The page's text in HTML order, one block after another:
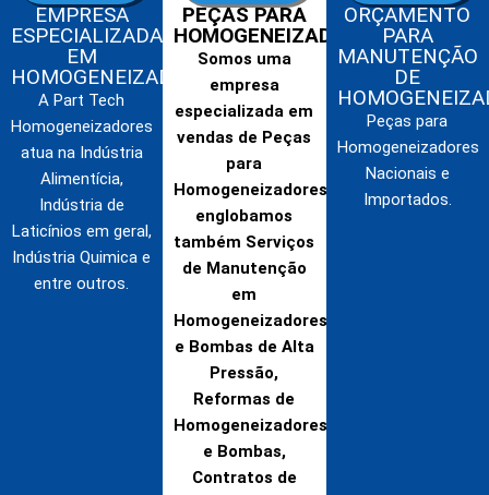
EMPRESA
ESPECIALIZADA
EM
HOMOGENEIZADORES
A Part Tech
Homogeneizadores
atua na Indústria
Alimentícia,
Indústria de
Laticínios em geral,
Indústria Quimica e
entre outros.
PEÇAS PARA
HOMOGENEIZADORES
Somos uma
empresa
especializada em
vendas de Peças
para
Homogeneizadores,
englobamos
também Serviços
de Manutenção
em
Homogeneizadores
e Bombas de Alta
Pressão,
Reformas de
Homogeneizadores
e Bombas,
Contratos de
ORÇAMENTO
PARA
MANUTENÇÃO
DE
Peças para
Homogeneizadores
Nacionais e
Importados.